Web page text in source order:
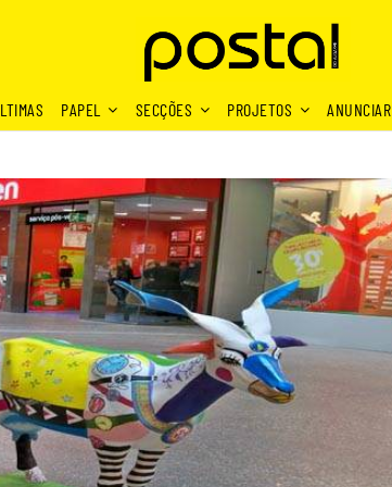
PAPEL SECÇÕES PROJETOS ANUNCIAR